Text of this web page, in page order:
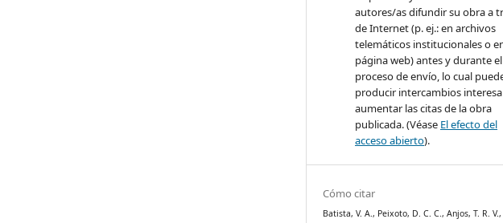
autores/as difundir su obra a
de Internet (p. ej.: en archivos
telemáticos institucionales o
página web) antes y durante el
proceso de envío, lo cual
producir intercambios
aumentar las citas de la obra
publicada. (Véase El efecto del
acceso abierto).
Cómo citar
Batista, V. A., Peixoto, D. C. C., Anjos, T. R.